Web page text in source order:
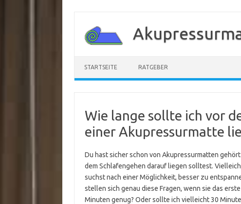
springen
STARTSEITE RATGEBER
Wie lange sollte ich vor
einer Akupressurmatte
Du hast sicher schon von Akupressurmatten
dem Schlafengehen darauf liegen solltest.
suchst nach einer Möglichkeit, besser zu
stellen sich genau diese Fragen, wenn sie das
Minuten genug? Oder sollte ich vielleicht 30